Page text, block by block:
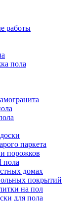
работы
пола
паркета
порожков
пола
домах
покрытий
на пол
для пола